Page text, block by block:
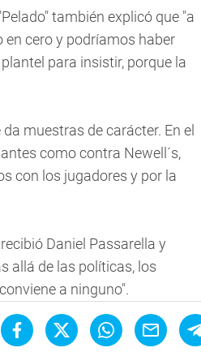
también explicó que "a
en cero y podríamos haber
para insistir, porque la
muestras de carácter. En el
como contra Newell´s,
con los jugadores y por la
Daniel Passarella y
allá de las políticas, los
a ninguno".